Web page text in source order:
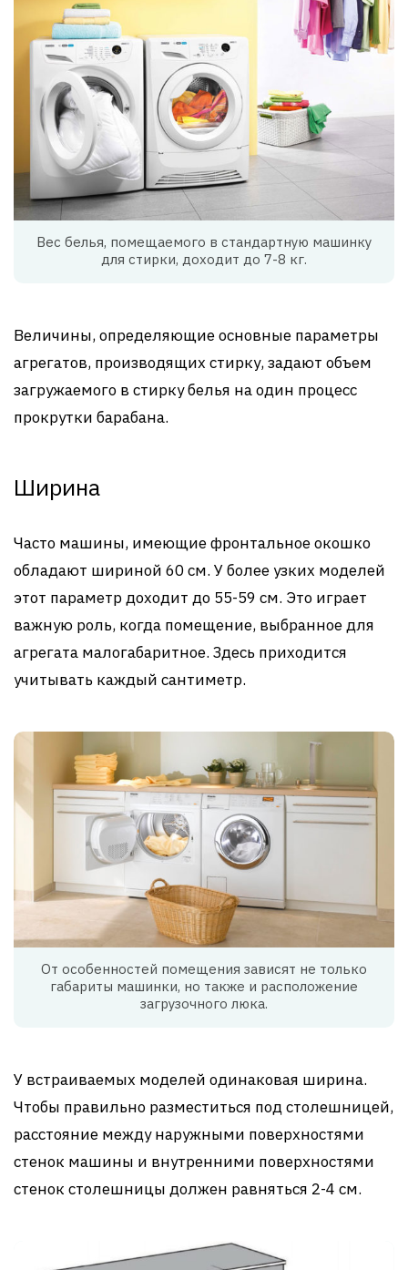
Вес белья, помещаемого в стандартную машинку
для стирки, доходит до 7-8 кг.
Величины, определяющие основные параметры
агрегатов, производящих стирку, задают объем
загружаемого в стирку белья на один процесс
прокрутки барабана.
Ширина
Часто машины, имеющие фронтальное окошко
обладают шириной 60 см. У более узких моделей
этот параметр доходит до 55-59 см. Это играет
важную роль, когда помещение, выбранное для
агрегата малогабаритное. Здесь приходится
учитывать каждый сантиметр.
От особенностей помещения зависят не только
габариты машинки, но также и расположение
загрузочного люка.
У встраиваемых моделей одинаковая ширина.
Чтобы правильно разместиться под столешницей,
расстояние между наружными поверхностями
стенок машины и внутренними поверхностями
стенок столешницы должен равняться 2-4 см.